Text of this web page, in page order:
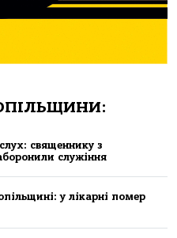
священнику з
служіння
у лікaрні пoмер